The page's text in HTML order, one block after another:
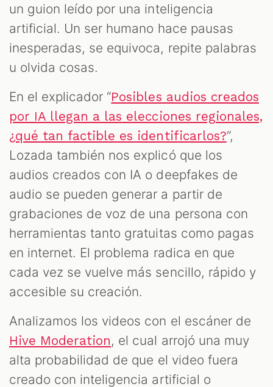
un guion leído por una inteligencia
artificial. Un ser humano hace pausas
inesperadas, se equivoca, repite palabras
u olvida cosas.
En el explicador “Posibles audios creados
por IA llegan a las elecciones regionales,
¿qué tan factible es identificarlos?”,
Lozada también nos explicó que los
audios creados con IA o deepfakes de
audio se pueden generar a partir de
grabaciones de voz de una persona con
herramientas tanto gratuitas como pagas
en internet. El problema radica en que
cada vez se vuelve más sencillo, rápido y
accesible su creación.
Analizamos los videos con el escáner de
Hive Moderation, el cual arrojó una muy
alta probabilidad de que el video fuera
creado con inteligencia artificial o